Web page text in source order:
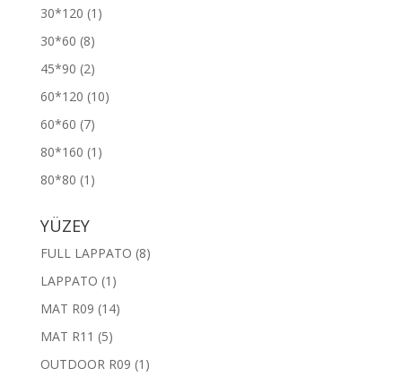
30*120 (1)
30*60 (8)
45*90 (2)
60*120 (10)
60*60 (7)
80*160 (1)
80*80 (1)
YÜZEY
FULL LAPPATO (8)
LAPPATO (1)
MAT R09 (14)
MAT R11 (5)
OUTDOOR R09 (1)